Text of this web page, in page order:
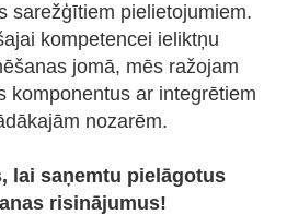
sarežģītiem pielietojumiem.
kompetencei ieliktņu
jomā, mēs ražojam
komponentus ar integrētiem
nozarēm.
lai saņemtu pielāgotus
risinājumus!